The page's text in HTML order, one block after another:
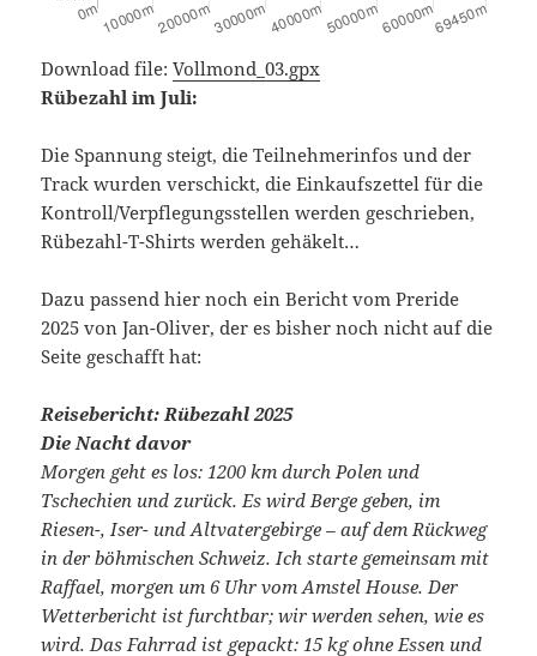
Download file:Vollmond_03.gpx
Rübezahl im Juli:
Die Spannung steigt, die Teilnehmerinfos und der
Track wurden verschickt, die Einkaufszettel für die
Kontroll/Verpflegungsstellen werden geschrieben,
Rübezahl-T-Shirts werden gehäkelt…
Dazu passend hier noch ein Bericht vom Preride
2025 von Jan-Oliver, der es bisher noch nicht auf die
Seite geschafft hat:
Reisebericht: Rübezahl 2025
Die Nacht davor
Morgen geht es los: 1200 km durch Polen und
Tschechien und zurück. Es wird Berge geben, im
Riesen-, Iser- und Altvatergebirge – auf dem Rückweg
in der böhmischen Schweiz. Ich starte gemeinsam mit
Raffael, morgen um 6 Uhr vom Amstel House. Der
Wetterbericht ist furchtbar; wir werden sehen, wie es
wird. Das Fahrrad ist gepackt: 15 kg ohne Essen und